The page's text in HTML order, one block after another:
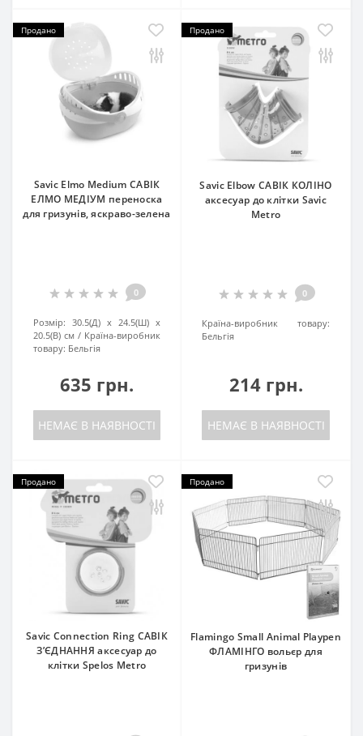
Продано
Savic Elmo Medium САВІК
ЕЛМО МЕДІУМ переноска
для гризунів, яскраво-зелена
0
Розмір:
30.5(Д) х 24.5(Ш) х
20.5(В) см
Країна-виробник
товару: Бельгія
635 грн.
НЕМАЄ В НАЯВНОСТІ
Продано
Savic Elbow САВІК КОЛІНО
аксесуар до клітки Savic
Metro
0
Країна-виробник товару:
Бельгія
214 грн.
НЕМАЄ В НАЯВНОСТІ
Продано
Savic Connection Ring САВІК
З’ЄДНАННЯ аксесуар до
клітки Spelos Metro
Продано
Flamingo Small Animal Playpen
ФЛАМІНГО вольєр для
гризунів